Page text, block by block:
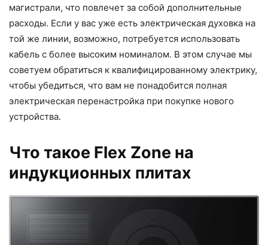
магистрали, что повлечет за собой дополнительные
расходы. Если у вас уже есть электрическая духовка на
той же линии, возможно, потребуется использовать
кабель с более высоким номиналом. В этом случае мы
советуем обратиться к квалифицированному электрику,
чтобы убедиться, что вам не понадобится полная
электрическая перенастройка при покупке нового
устройства.
Что такое Flex Zone на
индукционных плитах